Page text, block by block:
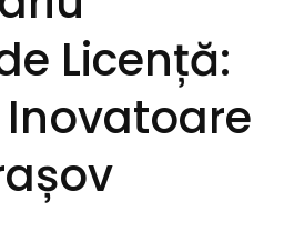
Licență:
Inovatoare